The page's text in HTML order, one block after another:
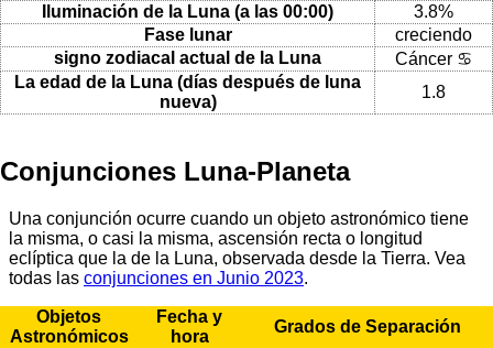
Iluminación de la Luna (a las 00:00)
3.8%
Fase lunar
creciendo
signo zodiacal actual de la Luna
Cáncer ♋
La edad de la Luna (días después de luna
nueva)
1.8
Conjunciones Luna-Planeta
Una conjunción ocurre cuando un objeto astronómico tiene
la misma, o casi la misma, ascensión recta o longitud
eclíptica que la de la Luna, observada desde la Tierra. Vea
todas las conjunciones en Junio 2023.
Objetos
Astronómicos
Fecha y
hora
Grados de Separación